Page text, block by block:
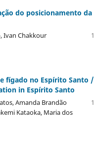
do posicionamento da
Ivan Chakkour
fí­gado no Espí­rito Santo /
in Espí­rito Santo
Amanda Brandão
Kataoka, Maria dos